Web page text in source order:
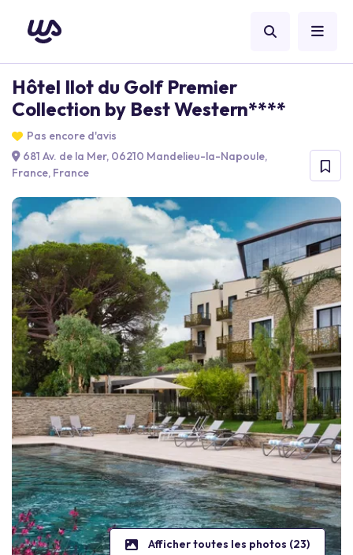
Hôtel Ilot du Golf Premier
Collection by Best Western****
Pas encore d'avis
681 Av. de la Mer, 06210 Mandelieu-la-Napoule,
France, France
Afficher toutes les photos (23)